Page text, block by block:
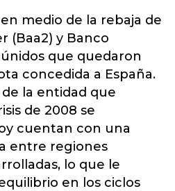
medio de la rebaja de
(Baa2) y Banco
que quedaron
concedida a España.
la entidad que
de 2008 se
cuentan con una
entre regiones
lo que le
en los ciclos